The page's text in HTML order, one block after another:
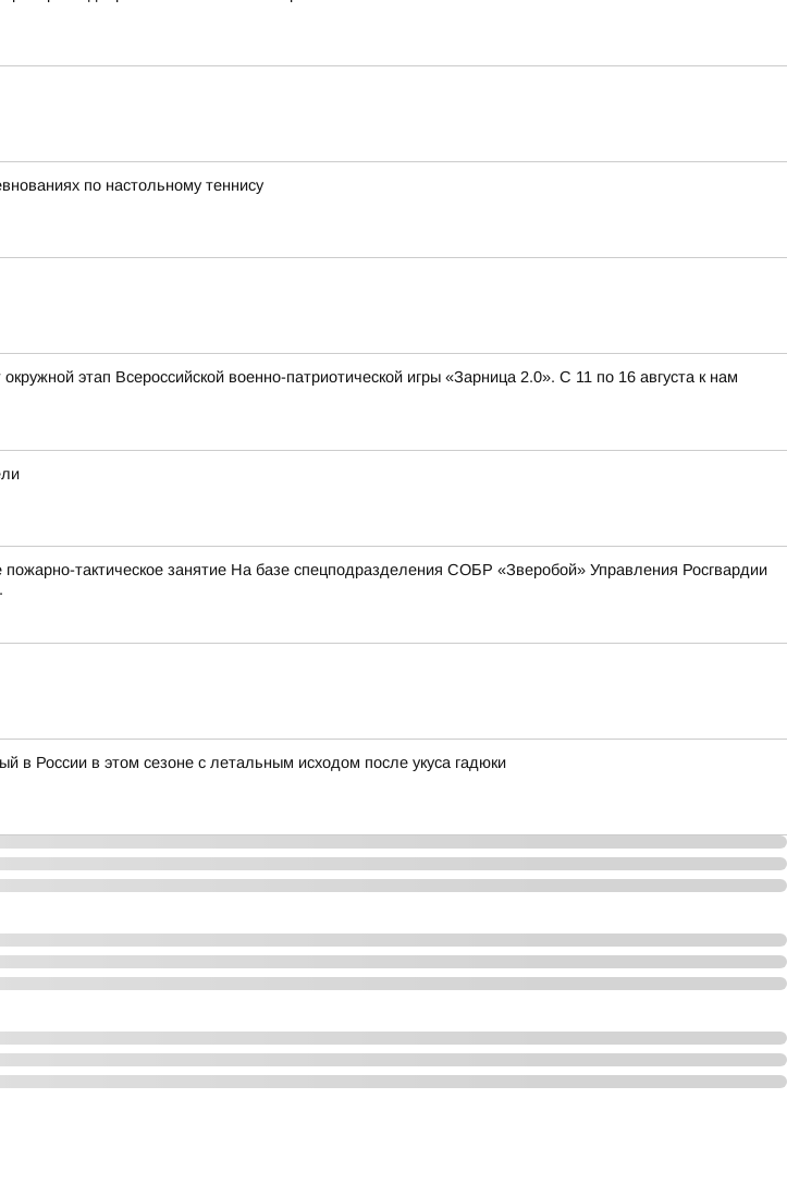
по настольному теннису
этап Всероссийской военно-патриотической игры «Зарница 2.0». С 11 по 16 августа к нам
тактическое занятие На базе спецподразделения СОБР «Зверобой» Управления Росгвардии
в России в этом сезоне с летальным исходом после укуса гадюки